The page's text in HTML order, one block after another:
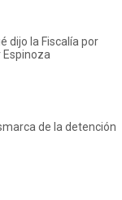
dijo la Fiscalía por
Espinoza
de la detención